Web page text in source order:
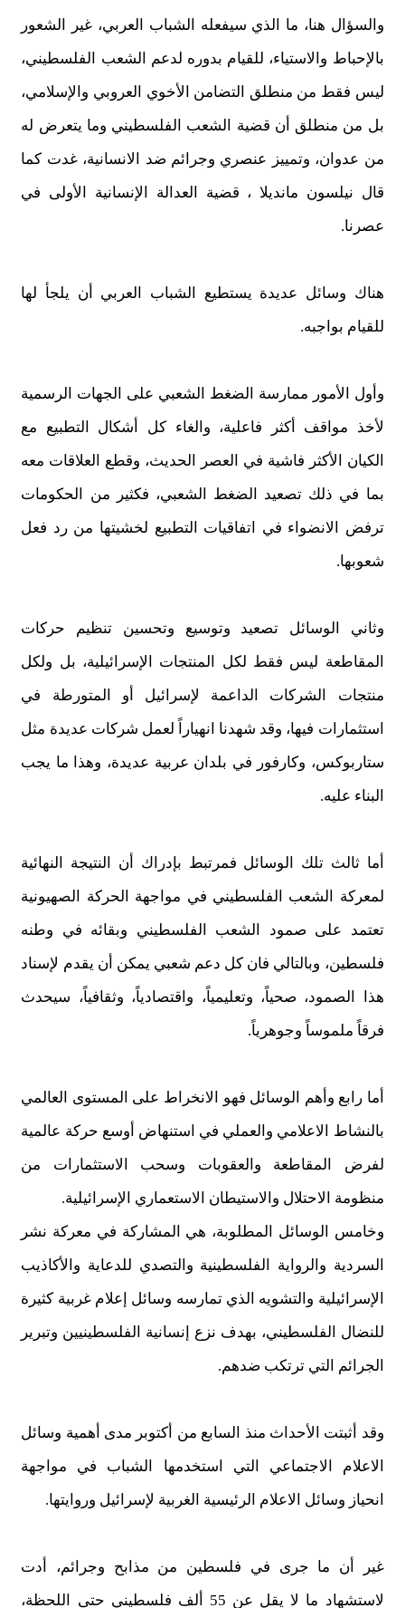
والسؤال هنا، ما الذي سيفعله الشباب العربي، غير الشعور
بالإحباط والاستياء، للقيام بدوره لدعم الشعب الفلسطيني،
ليس فقط من منطلق التضامن الأخوي العروبي والإسلامي،
بل من منطلق أن قضية الشعب الفلسطيني وما يتعرض له
من عدوان، وتمييز عنصري وجرائم ضد الانسانية، غدت كما
قال نيلسون مانديلا ، قضية العدالة الإنسانية الأولى في
عصرنا.
هناك وسائل عديدة يستطيع الشباب العربي أن يلجأ لها
للقيام بواجبه.
وأول الأمور ممارسة الضغط الشعبي على الجهات الرسمية
لأخذ مواقف أكثر فاعلية، والغاء كل أشكال التطبيع مع
الكيان الأكثر فاشية في العصر الحديث، وقطع العلاقات معه
بما في ذلك تصعيد الضغط الشعبي، فكثير من الحكومات
ترفض الانضواء في اتفاقيات التطبيع لخشيتها من رد فعل
شعوبها.
وثاني الوسائل تصعيد وتوسيع وتحسين تنظيم حركات
المقاطعة ليس فقط لكل المنتجات الإسرائيلية، بل ولكل
منتجات الشركات الداعمة لإسرائيل أو المتورطة في
استثمارات فيها، وقد شهدنا انهياراً لعمل شركات عديدة مثل
ستاربوكس، وكارفور في بلدان عربية عديدة، وهذا ما يجب
البناء عليه.
أما ثالث تلك الوسائل فمرتبط بإدراك أن النتيجة النهائية
لمعركة الشعب الفلسطيني في مواجهة الحركة الصهيونية
تعتمد على صمود الشعب الفلسطيني وبقائه في وطنه
فلسطين، وبالتالي فان كل دعم شعبي يمكن أن يقدم لإسناد
هذا الصمود، صحياً، وتعليمياً، واقتصادياً، وثقافياً، سيحدث
فرقاً ملموساً وجوهرياً.
أما رابع وأهم الوسائل فهو الانخراط على المستوى العالمي
بالنشاط الاعلامي والعملي في استنهاض أوسع حركة عالمية
لفرض المقاطعة والعقوبات وسحب الاستثمارات من
منظومة الاحتلال والاستيطان الاستعماري الإسرائيلية.
وخامس الوسائل المطلوبة، هي المشاركة في معركة نشر
السردية والرواية الفلسطينية والتصدي للدعاية والأكاذيب
الإسرائيلية والتشويه الذي تمارسه وسائل إعلام غربية كثيرة
للنضال الفلسطيني، بهدف نزع إنسانية الفلسطينيين وتبرير
الجرائم التي ترتكب ضدهم.
وقد أثبتت الأحداث منذ السابع من أكتوبر مدى أهمية وسائل
الاعلام الاجتماعي التي استخدمها الشباب في مواجهة
انحياز وسائل الاعلام الرئيسية الغربية لإسرائيل وروايتها.
غير أن ما جرى في فلسطين من مذابح وجرائم، أدت
لاستشهاد ما لا يقل عن 55 ألف فلسطيني حتى اللحظة،